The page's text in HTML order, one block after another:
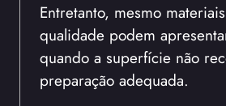
Entretanto, mesmo
qualidade podem
quando a superfície não
preparação adequada.